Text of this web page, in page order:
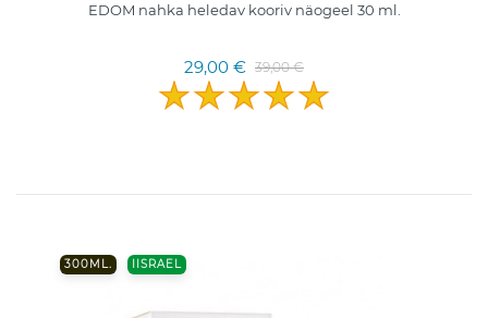
EDOM nahka heledav kooriv näogeel 30 ml.
29,00 € 39,00 €
300ML. IISRAEL